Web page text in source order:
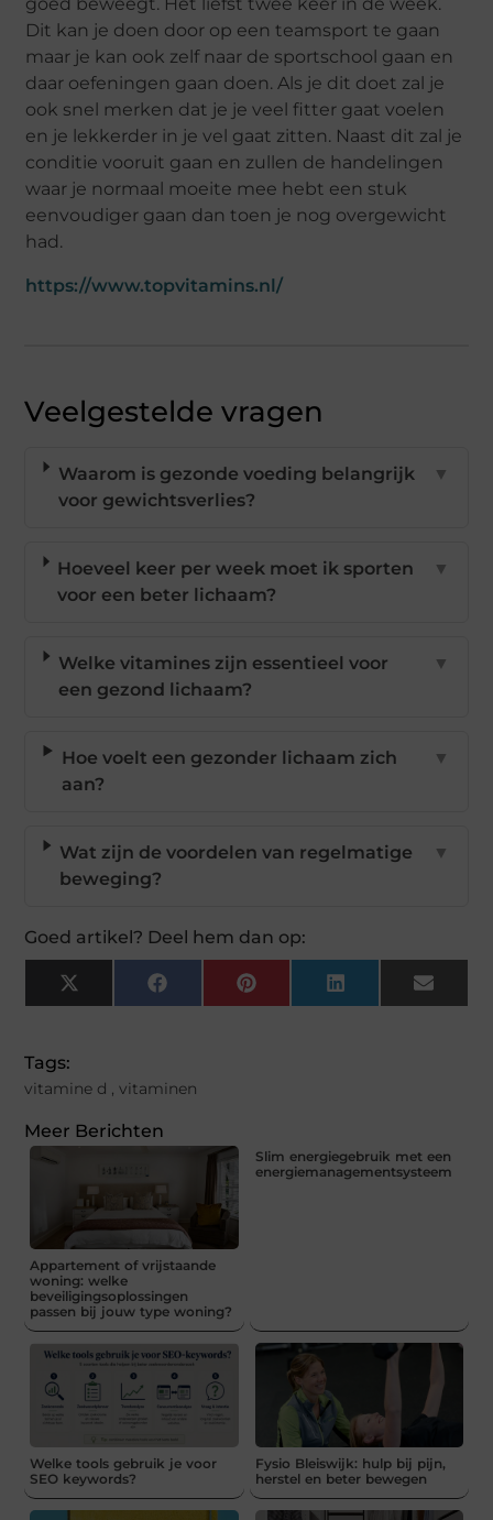
Dit kan je doen door op een teamsport te gaan
maar je kan ook zelf naar de sportschool gaan en
daar oefeningen gaan doen. Als je dit doet zal je
ook snel merken dat je je veel fitter gaat voelen
en je lekkerder in je vel gaat zitten. Naast dit zal je
conditie vooruit gaan en zullen de handelingen
waar je normaal moeite mee hebt een stuk
eenvoudiger gaan dan toen je nog overgewicht
had.
https://www.topvitamins.nl/
Veelgestelde vragen
Waarom is gezonde voeding belangrijk
voor gewichtsverlies?
▼
Hoeveel keer per week moet ik sporten
voor een beter lichaam?
▼
Welke vitamines zijn essentieel voor
een gezond lichaam?
▼
Hoe voelt een gezonder lichaam zich
aan?
▼
Wat zijn de voordelen van regelmatige
beweging?
▼
Goed artikel? Deel hem dan op:
X
(Twitter)
FacebookPinterestLinkedIn Email
Tags:
vitamine d ,vitaminen
Meer Berichten
Appartement of vrijstaande
woning: welke
beveiligingsoplossingen
passen bij jouw type woning?
Slim energiegebruik met een
energiemanagementsysteem
Welke tools gebruik je voor
SEO keywords?
Fysio Bleiswijk: hulp bij pijn,
herstel en beter bewegen